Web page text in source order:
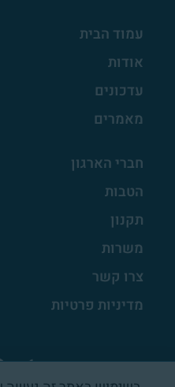
עמוד הבית
אודות
עדכונים
מאמרים
חברי הארגון
הטבות
תקנון
משרות
צרו קשר
מדיניות פרטיות